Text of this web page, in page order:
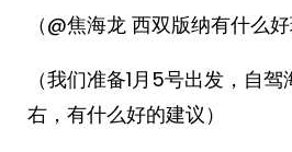
（@焦海龙 西双版纳有什么
（我们准备1月5号出发，自
右，有什么好的建议）